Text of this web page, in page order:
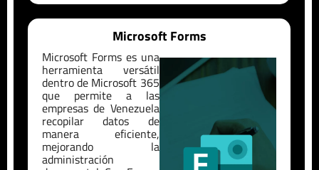
Microsoft Forms
Microsoft Forms es una
herramienta versátil
dentro de Microsoft 365
que permite a las
empresas de Venezuela
recopilar datos de
manera eficiente,
mejorando la
administración